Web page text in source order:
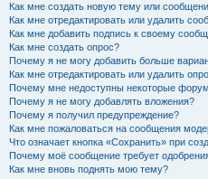
Как мне создать новую тему или
Как мне отредактировать или удалить
Как мне добавить подпись к своему
Как мне создать опрос?
Почему я не могу добавить больше
Как мне отредактировать или удалить
Почему мне недоступны некоторые
Почему я не могу добавлять вложения?
Почему я получил предупреждение?
Как мне пожаловаться на сообщения
Что означает кнопка «Сохранить» при
Почему моё сообщение требует
Как мне вновь поднять мою тему?